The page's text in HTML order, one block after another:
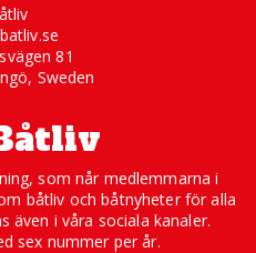
81
Sweden
som når medlemmarna i
båtliv och båtnyheter för alla
även i våra sociala kanaler.
sex nummer per år.